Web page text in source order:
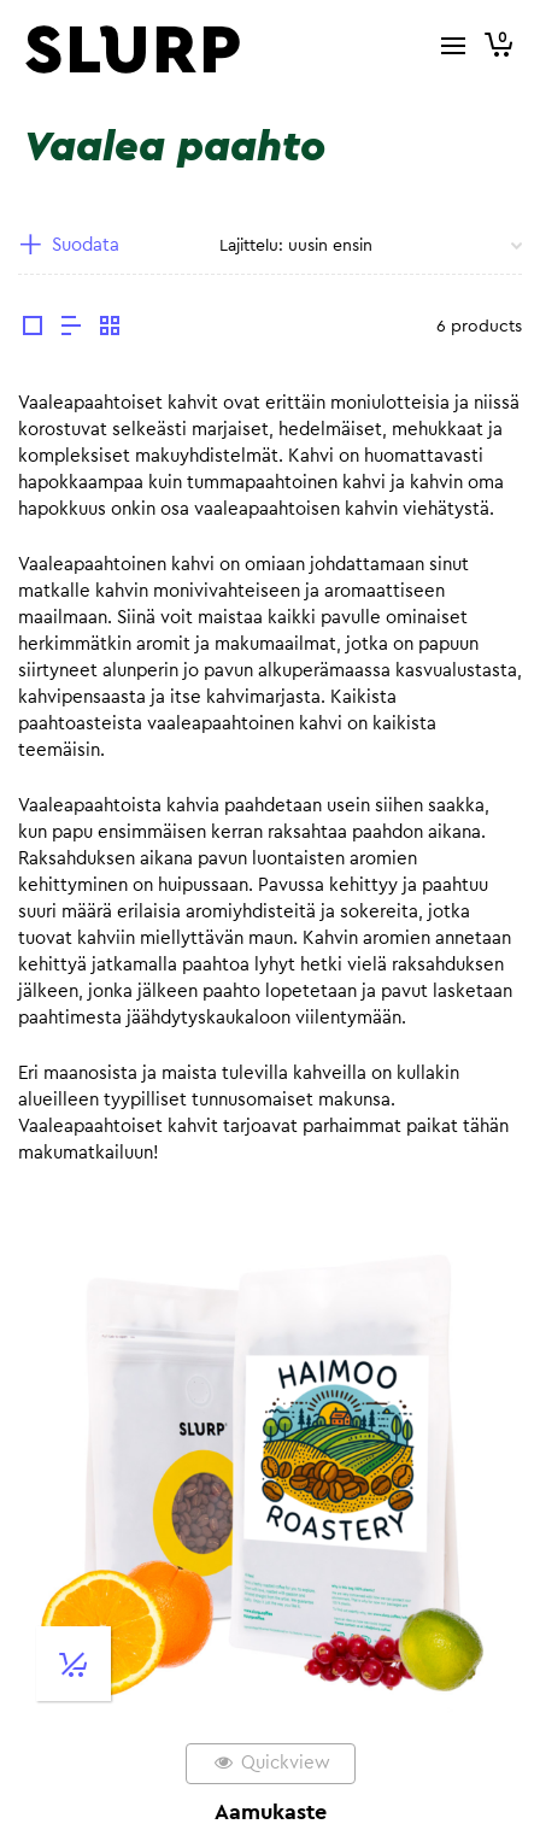
0
Vaalea paahto
Suodata
6 products
Vaaleapaahtoiset kahvit ovat erittäin moniulotteisia ja niissä
korostuvat selkeästi marjaiset, hedelmäiset, mehukkaat ja
kompleksiset makuyhdistelmät. Kahvi on huomattavasti
hapokkaampaa kuin tummapaahtoinen kahvi ja kahvin oma
hapokkuus onkin osa vaaleapaahtoisen kahvin viehätystä.
Vaaleapaahtoinen kahvi on omiaan johdattamaan sinut
matkalle kahvin monivivahteiseen ja aromaattiseen
maailmaan. Siinä voit maistaa kaikki pavulle ominaiset
herkimmätkin aromit ja makumaailmat, jotka on papuun
siirtyneet alunperin jo pavun alkuperämaassa kasvualustasta,
kahvipensaasta ja itse kahvimarjasta. Kaikista
paahtoasteista vaaleapaahtoinen kahvi on kaikista
teemäisin.
Vaaleapaahtoista kahvia paahdetaan usein siihen saakka,
kun papu ensimmäisen kerran raksahtaa paahdon aikana.
Raksahduksen aikana pavun luontaisten aromien
kehittyminen on huipussaan. Pavussa kehittyy ja paahtuu
suuri määrä erilaisia aromiyhdisteitä ja sokereita, jotka
tuovat kahviin miellyttävän maun. Kahvin aromien annetaan
kehittyä jatkamalla paahtoa lyhyt hetki vielä raksahduksen
jälkeen, jonka jälkeen paahto lopetetaan ja pavut lasketaan
paahtimesta jäähdytyskaukaloon viilentymään.
Eri maanosista ja maista tulevilla kahveilla on kullakin
alueilleen tyypilliset tunnusomaiset makunsa.
Vaaleapaahtoiset kahvit tarjoavat parhaimmat paikat tähän
makumatkailuun!
Quickview
Aamukaste